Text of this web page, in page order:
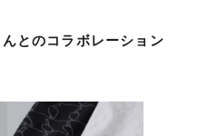
とのコラボレーション